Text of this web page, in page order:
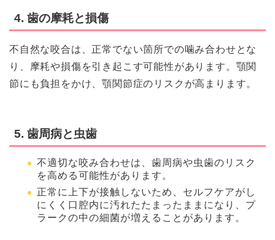
4. 歯の摩耗と損傷
不自然な咬合は、正常でない箇所での噛み合わせとな
り、摩耗や損傷を引き起こす可能性があります。顎関
節にも負担をかけ、顎関節症のリスクが高まります。
5. 歯周病と虫歯
不適切な咬み合わせは、歯周病や虫歯のリスク
を高める可能性があります。
正常に上下が接触しないため、セルフケアがし
にくく口腔内に汚れたたまったままになり、プ
ラークの中の細菌が増えることがあります。